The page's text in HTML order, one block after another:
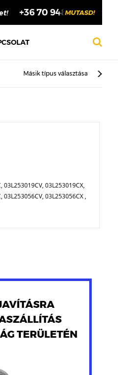
+36 70 948 4748
MUTASD!
Másik típus választása
03L253019CX,
03L253056CX ,